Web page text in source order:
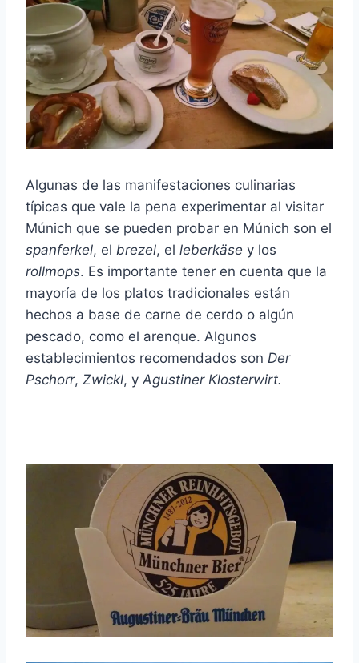
Algunas de las manifestaciones culinarias
típicas que vale la pena experimentar al visitar
Múnich que se pueden probar en Múnich son el
spanferkel, el brezel, el leberkäse y los
rollmops. Es importante tener en cuenta que la
mayoría de los platos tradicionales están
hechos a base de carne de cerdo o algún
pescado, como el arenque. Algunos
establecimientos recomendados son Der
Pschorr, Zwickl, y Agustiner Klosterwirt.